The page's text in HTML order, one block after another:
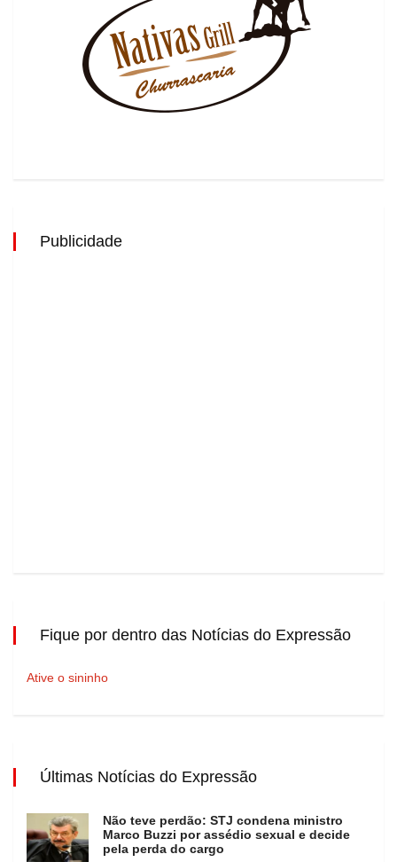
Publicidade
Fique por dentro das Notícias do Expressão
Ative o sininho
Últimas Notícias do Expressão
Não teve perdão: STJ condena ministro
Marco Buzzi por assédio sexual e decide
pela perda do cargo